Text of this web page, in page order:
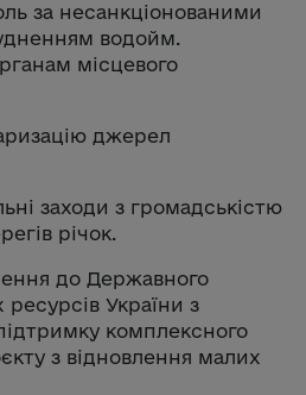
за несанкціонованими
водойм.
місцевого
джерел
заходи з громадськістю
річок.
до Державного
України з
комплексного
з відновлення малих